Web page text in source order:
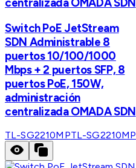
Switch PoE JetStream
SDN Administrable 8
puertos 10/100/1000
Mbps + 2 puertos SFP, 8
puertos PoE, 150W,
administración
centralizada OMADA SDN
TL-SG2210MPTL-SG2210MP